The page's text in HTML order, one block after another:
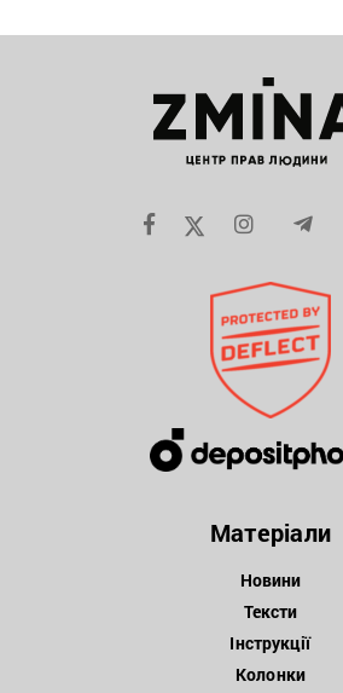
Матеріали
Новини
Тексти
Інструкції
Колонки